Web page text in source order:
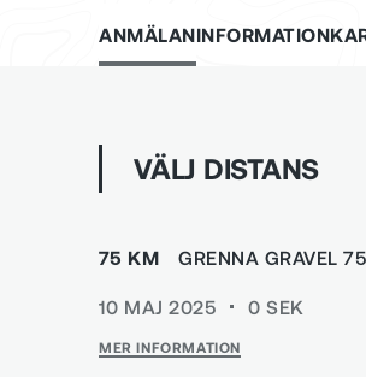
ANMÄLANINFORMATION
VÄLJ DISTANS
75 KM GRENNA GRAVEL
10 MAJ 2025 0 SEK
MER INFORMATION